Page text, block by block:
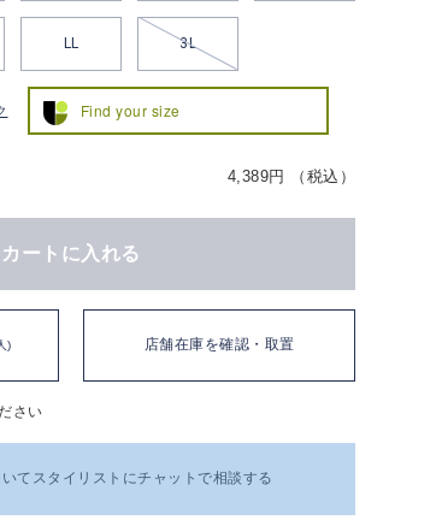
LL 3L
Find your size
4,389円 （税込）
カートに入れる
) 店舗在庫を確認・取置
さい
てスタイリストにチャットで相談する